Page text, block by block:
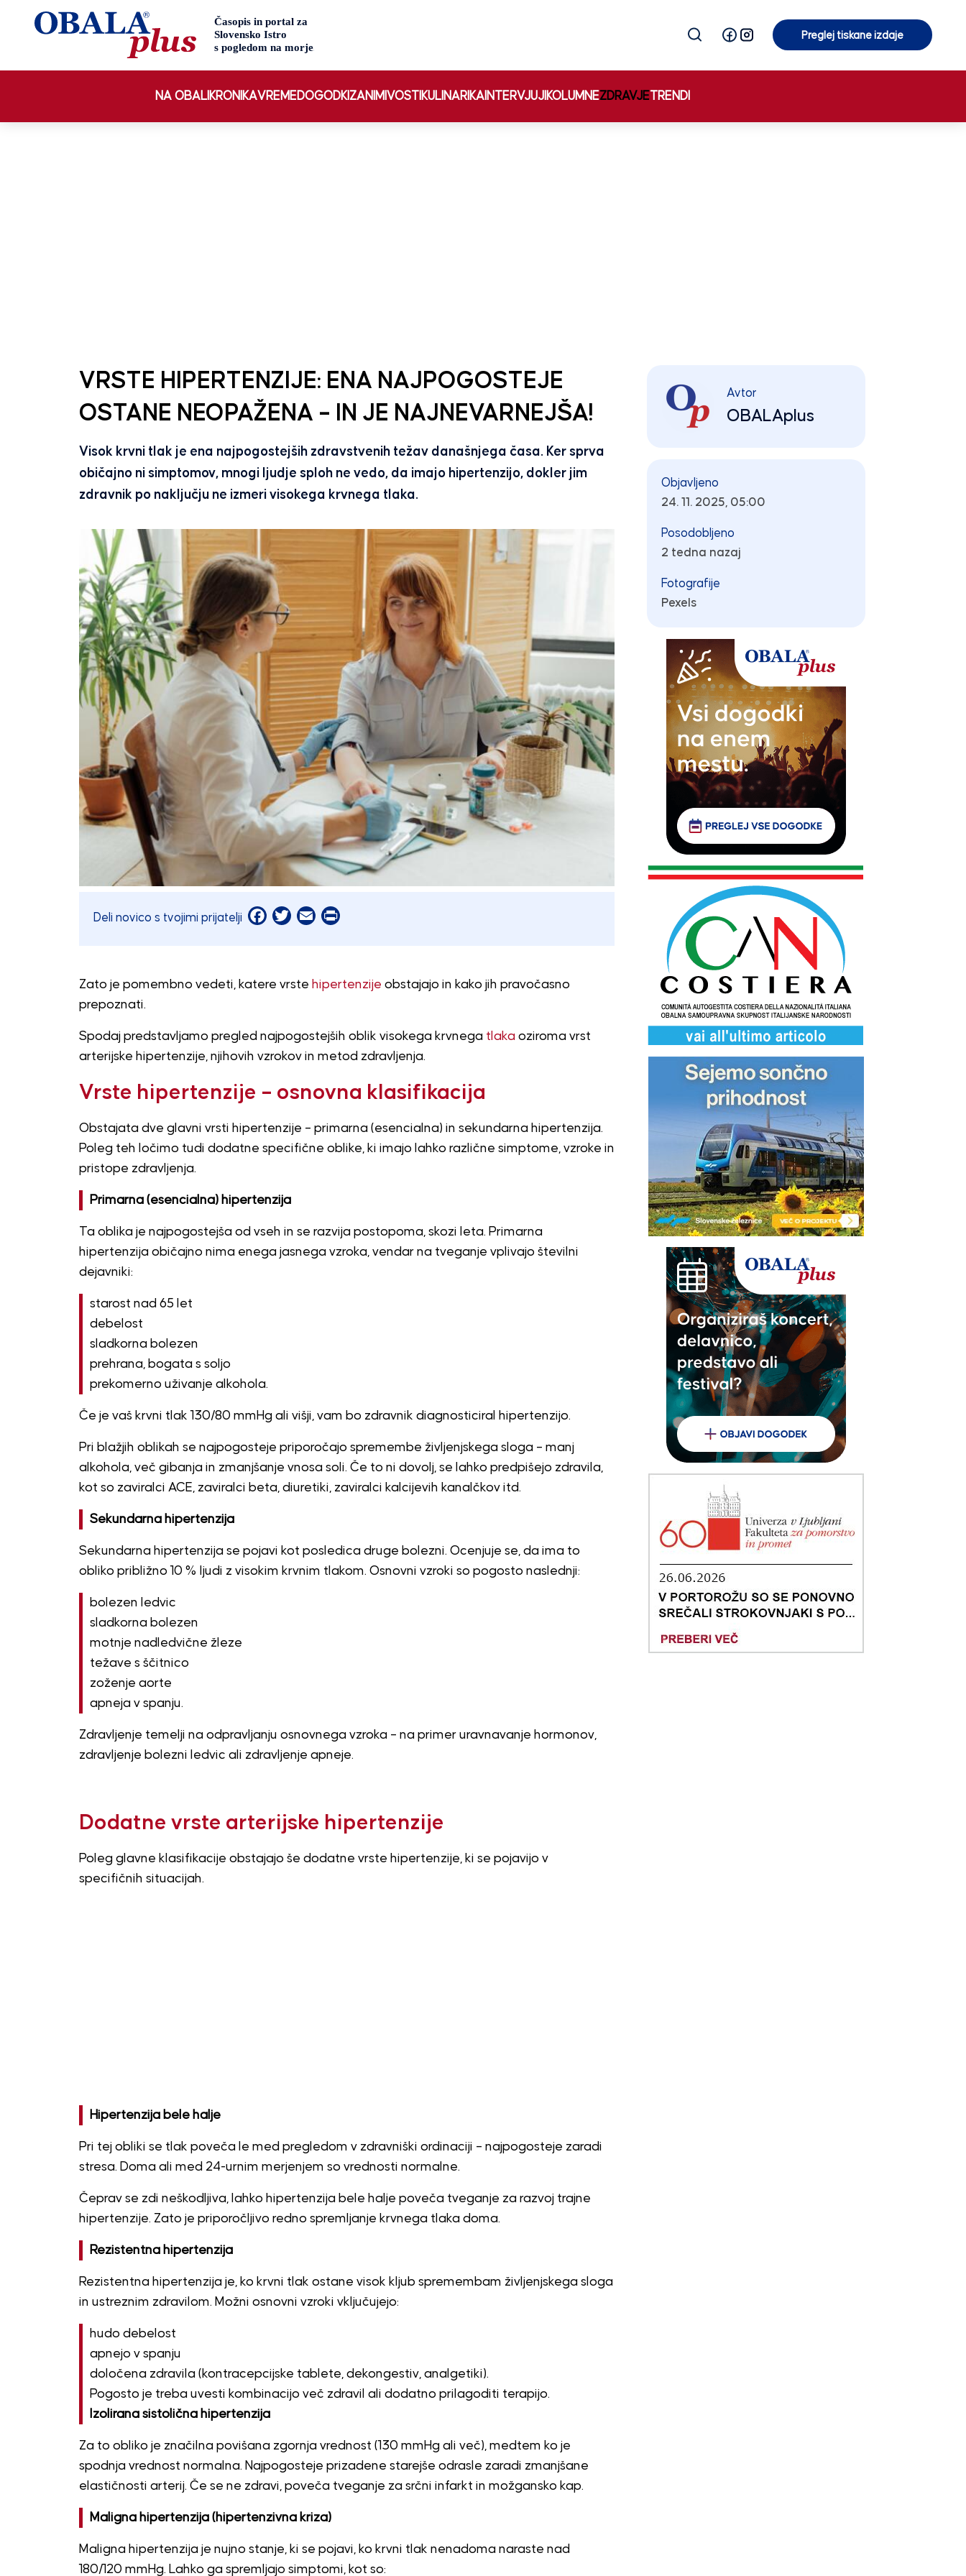
Preglej tiskane izdaje
NA OBALI KRONIKAVREMEDOGODKIZANIMIVOSTI KULINARIKA INTERVJUJI KOLUMNEZDRAVJETRENDI
VRSTE HIPERTENZIJE: ENA NAJPOGOSTEJE
OSTANE NEOPAŽENA – IN JE NAJNEVARNEJŠA!
Visok krvni tlak je ena najpogostejših zdravstvenih težav današnjega časa. Ker sprva
običajno ni simptomov, mnogi ljudje sploh ne vedo, da imajo hipertenzijo, dokler jim
zdravnik po naključju ne izmeri visokega krvnega tlaka.
Deli novico s tvojimi prijatelji Facebook
Twitter
EmailPrint
Zato je pomembno vedeti, katere vrste hipertenzije obstajajo in kako jih pravočasno
prepoznati.
Spodaj predstavljamo pregled najpogostejših oblik visokega krvnega tlakaoziroma vrst
arterijske hipertenzije, njihovih vzrokov in metod zdravljenja.
Vrste hipertenzije – osnovna klasifikacija
Obstajata dve glavni vrsti hipertenzije – primarna (esencialna) in sekundarna hipertenzija.
Poleg teh ločimo tudi dodatne specifične oblike, ki imajo lahko različne simptome, vzroke in
pristope zdravljenja.
Primarna (esencialna) hipertenzija
Ta oblika je najpogostejša od vseh in se razvija postopoma, skozi leta. Primarna
hipertenzija običajno nima enega jasnega vzroka, vendar na tveganje vplivajo številni
dejavniki:
starost nad 65 let
debelost
sladkorna bolezen
prehrana, bogata s soljo
prekomerno uživanje alkohola.
Če je vaš krvni tlak 130/80 mmHg ali višji, vam bo zdravnik diagnosticiral hipertenzijo.
Pri blažjih oblikah se najpogosteje priporočajo spremembe življenjskega sloga – manj
alkohola, več gibanja in zmanjšanje vnosa soli. Če to ni dovolj, se lahko predpišejo zdravila,
kot so zaviralci ACE, zaviralci beta, diuretiki, zaviralci kalcijevih kanalčkov itd.
Sekundarna hipertenzija
Sekundarna hipertenzija se pojavi kot posledica druge bolezni. Ocenjuje se, da ima to
obliko približno 10 % ljudi z visokim krvnim tlakom. Osnovni vzroki so pogosto naslednji:
bolezen ledvic
sladkorna bolezen
motnje nadledvične žleze
težave s ščitnico
zoženje aorte
apneja v spanju.
Zdravljenje temelji na odpravljanju osnovnega vzroka – na primer uravnavanje hormonov,
zdravljenje bolezni ledvic ali zdravljenje apneje.
Dodatne vrste arterijske hipertenzije
Poleg glavne klasifikacije obstajajo še dodatne vrste hipertenzije, ki se pojavijo v
specifičnih situacijah.
Hipertenzija bele halje
Pri tej obliki se tlak poveča le med pregledom v zdravniški ordinaciji – najpogosteje zaradi
stresa. Doma ali med 24-urnim merjenjem so vrednosti normalne.
Čeprav se zdi neškodljiva, lahko hipertenzija bele halje poveča tveganje za razvoj trajne
hipertenzije. Zato je priporočljivo redno spremljanje krvnega tlaka doma.
Rezistentna hipertenzija
Rezistentna hipertenzija je, ko krvni tlak ostane visok kljub spremembam življenjskega sloga
in ustreznim zdravilom. Možni osnovni vzroki vključujejo:
hudo debelost
apnejo v spanju
določena zdravila (kontracepcijske tablete, dekongestiv, analgetiki).
Pogosto je treba uvesti kombinacijo več zdravil ali dodatno prilagoditi terapijo.
Izolirana sistolična hipertenzija
Za to obliko je značilna povišana zgornja vrednost (130 mmHg ali več), medtem ko je
spodnja vrednost normalna. Najpogosteje prizadene starejše odrasle zaradi zmanjšane
elastičnosti arterij. Če se ne zdravi, poveča tveganje za srčni infarkt in možgansko kap.
Maligna hipertenzija (hipertenzivna kriza)
Maligna hipertenzija je nujno stanje, ki se pojavi, ko krvni tlak nenadoma naraste nad
180/120 mmHg. Lahko ga spremljajo simptomi, kot so:
Avtor
OBALAplus
Objavljeno
24. 11. 2025, 05:00
Posodobljeno
2 tedna nazaj
Fotografije
Pexels